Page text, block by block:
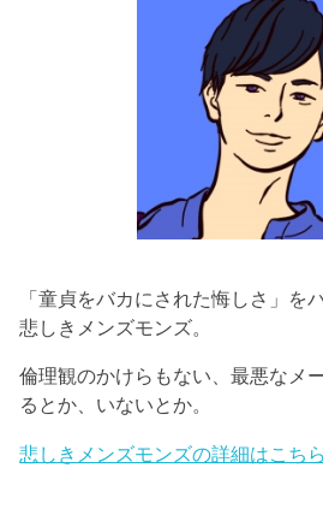
「童貞をバカにされた悔しさ」を
悲しきメンズモンズ。
倫理観のかけらもない、最悪なメ
るとか、いないとか。
悲しきメンズモンズの詳細はこちら